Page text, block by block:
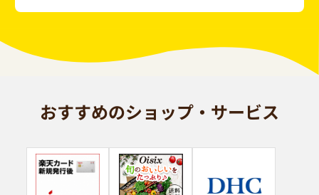
おすすめのショップ・サービス